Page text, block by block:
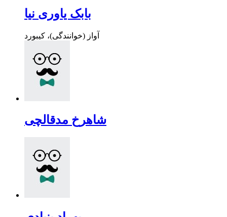
بابک یاوری نیا
آواز (خوانندگی)، کیبورد
شاهرخ مدقالچی